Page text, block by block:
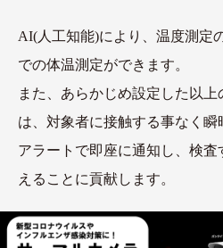
AI(人工知能)により、温度測定
での体温測定ができます。
また、あらかじめ設定した以
は、対象者に接触する事なく
アラートで即座に通知し、検
えることに貢献します。